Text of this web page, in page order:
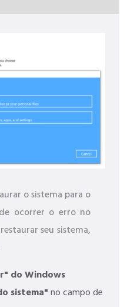
o sistema para o
ocorrer o erro no
seu sistema,
do Windows
sistema"no campo de